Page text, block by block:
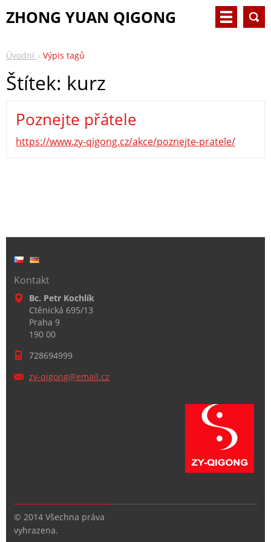
ZHONG YUAN QIGONG
Úvodní Výpis tagů
Štítek: kurz
Poznejte přátele
https://www.zy-qigong.cz/akce/poznejte-pratele/
Kontakt
Bc. Petr Kochlík
Ctěnická 695/13
Praha 9
190 00
728694999
zy-qigong@email.cz
© 2014 Všechna práva
vyhrazena.